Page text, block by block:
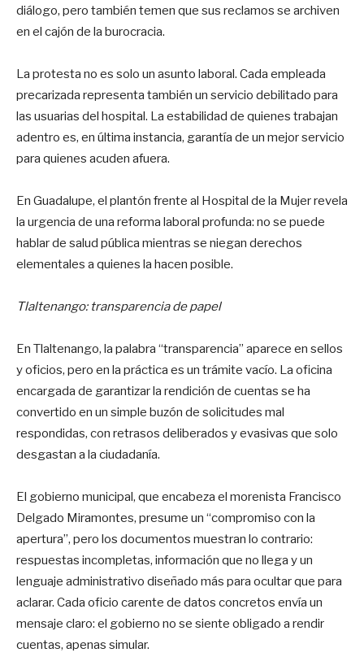
diálogo, pero también temen que sus reclamos se archiven
en el cajón de la burocracia.
La protesta no es solo un asunto laboral. Cada empleada
precarizada representa también un servicio debilitado para
las usuarias del hospital. La estabilidad de quienes trabajan
adentro es, en última instancia, garantía de un mejor servicio
para quienes acuden afuera.
En Guadalupe, el plantón frente al Hospital de la Mujer revela
la urgencia de una reforma laboral profunda: no se puede
hablar de salud pública mientras se niegan derechos
elementales a quienes la hacen posible.
Tlaltenango: transparencia de papel
En Tlaltenango, la palabra “transparencia” aparece en sellos
y oficios, pero en la práctica es un trámite vacío. La oficina
encargada de garantizar la rendición de cuentas se ha
convertido en un simple buzón de solicitudes mal
respondidas, con retrasos deliberados y evasivas que solo
desgastan a la ciudadanía.
El gobierno municipal, que encabeza el morenista Francisco
Delgado Miramontes, presume un “compromiso con la
apertura”, pero los documentos muestran lo contrario:
respuestas incompletas, información que no llega y un
lenguaje administrativo diseñado más para ocultar que para
aclarar. Cada oficio carente de datos concretos envía un
mensaje claro: el gobierno no se siente obligado a rendir
cuentas, apenas simular.